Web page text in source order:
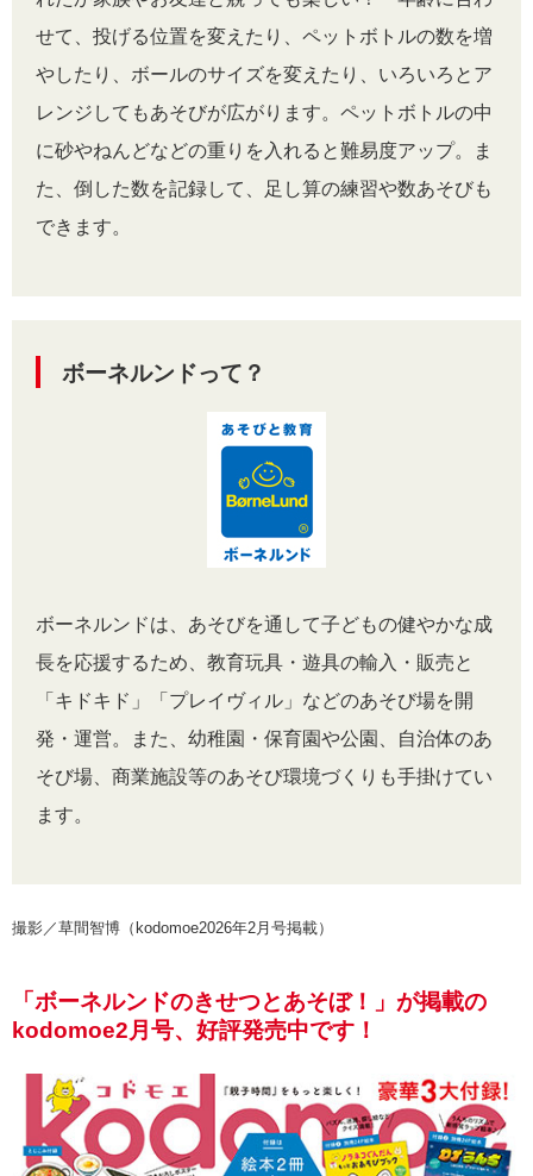
せて、投げる位置を変えたり、ペットボトルの数を増
やしたり、ボールのサイズを変えたり、いろいろとア
レンジしてもあそびが広がります。ペットボトルの中
に砂やねんどなどの重りを入れると難易度アップ。ま
た、倒した数を記録して、足し算の練習や数あそびも
できます。
ボーネルンドって？
ボーネルンドは、あそびを通して子どもの健やかな成
長を応援するため、教育玩具・遊具の輸入・販売と
「キドキド」「プレイヴィル」などのあそび場を開
発・運営。また、幼稚園・保育園や公園、自治体のあ
そび場、商業施設等のあそび環境づくりも手掛けてい
ます。
撮影／草間智博（kodomoe2026年2月号掲載）
「ボーネルンドのきせつとあそぼ！」が掲載の
kodomoe2月号、好評発売中です！